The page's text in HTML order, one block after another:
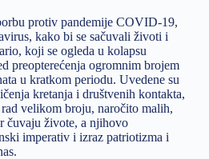
protiv pandemije COVID-19,
kako bi se sačuvali životi i
koji se ogleda u kolapsu
preopterećenja ogromnim brojem
u kratkom periodu. Uvedene su
kretanja i društvenih kontakta,
velikom broju, naročito malih,
čuvaju živote, a njihovo
imperativ i izraz patriotizma i